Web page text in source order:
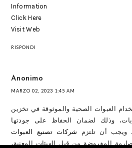
Information
Click Here
Visit Web
RISPONDI
Anonimo
MARZO 02, 2023 1:45 AM
العبوات الصحية والموثوقة في تخزين
وذلك لضمان الحفاظ على جودتها
ويجب أن تلتزم
شركات تصنيع العبوات
المفروضة من قبل الهيئات المعنية،